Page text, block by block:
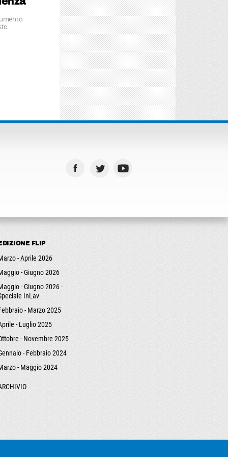
FLIP
- Aprile 2026
- Giugno 2026
- Giugno 2026 -
InLav
- Marzo 2025
- Luglio 2025
- Novembre 2025
- Febbraio 2024
- Maggio 2024